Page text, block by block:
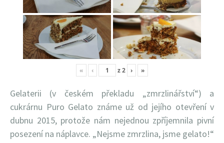
« ‹ z2 › »
Gelaterii (v českém překladu „zmrzlinářství“) a
cukrárnu Puro Gelato známe už od jejího otevření v
dubnu 2015, protože nám nejednou zpříjemnila pivní
posezení na náplavce. „Nejsme zmrzlina, jsme gelato!“